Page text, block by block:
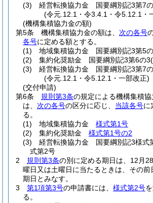
(3)
経営転換協力金 国要綱別記3第7
(令元.12.1・令3.4.1・令5.12.1・
(機構集積協力金の額)
第5条
機構集積協力金の額は、 次の各号
各号に定める額とする。
(1)
地域集積協力金 国要綱別記3第5
(2)
集約化奨励金 国要綱別記3第6の3
(3)
経営転換協力金 国要綱別記3第7
(令元.12.1・令5.12.1・一部改正)
(交付申請)
第6条
規則第3条の規定による機構集積
は、 次の各号の区分に応じ、 当該各号に
る。
(1)
地域集積協力金 様式第1号
(2)
集約化奨励金 様式第1号の2
(3)
経営転換協力金 国要綱別記3様式
式第2号
2
規則第3条の別に定める期日は、12月
曜日又は土曜日に当たるときは、その前
期日とみなす。
3
第1項第3号の申請書には、 様式第2号
る。